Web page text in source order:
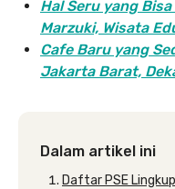
Hal Seru yang
Marzuki, Wisata
Cafe Baru yang
Jakarta Barat,
Dalam artikel ini
Daftar PSE